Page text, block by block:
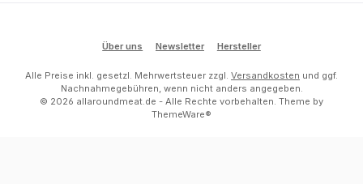
Über uns Newsletter Hersteller
Alle Preise inkl. gesetzl. Mehrwertsteuer zzgl. Versandkosten und ggf.
Nachnahmegebühren, wenn nicht anders angegeben.
© 2026 allaroundmeat.de - Alle Rechte vorbehalten. Theme by
ThemeWare®